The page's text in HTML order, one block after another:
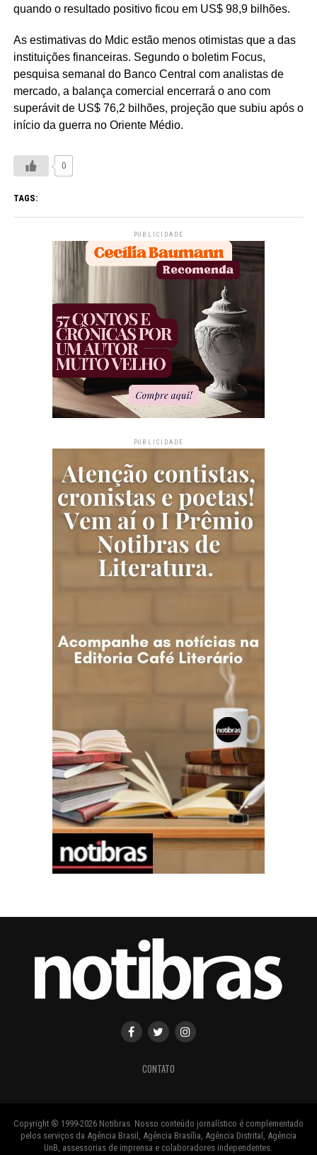
quando o resultado positivo ficou em US$ 98,9 bilhões.
As estimativas do Mdic estão menos otimistas que a das
instituições financeiras. Segundo o boletim Focus,
pesquisa semanal do Banco Central com analistas de
mercado, a balança comercial encerrará o ano com
superávit de US$ 76,2 bilhões, projeção que subiu após o
início da guerra no Oriente Médio.
0
TAGS:
PUBLICIDADE
PUBLICIDADE
CONTATO
Copyright ® 1999-2026 Notibras. Nosso conteúdo jornalístico é complementado
pelos serviços da Agência Brasil, Agência Brasília, Agência Distrital, Agência
UnB, assessorias de imprensa e colaboradores independentes.